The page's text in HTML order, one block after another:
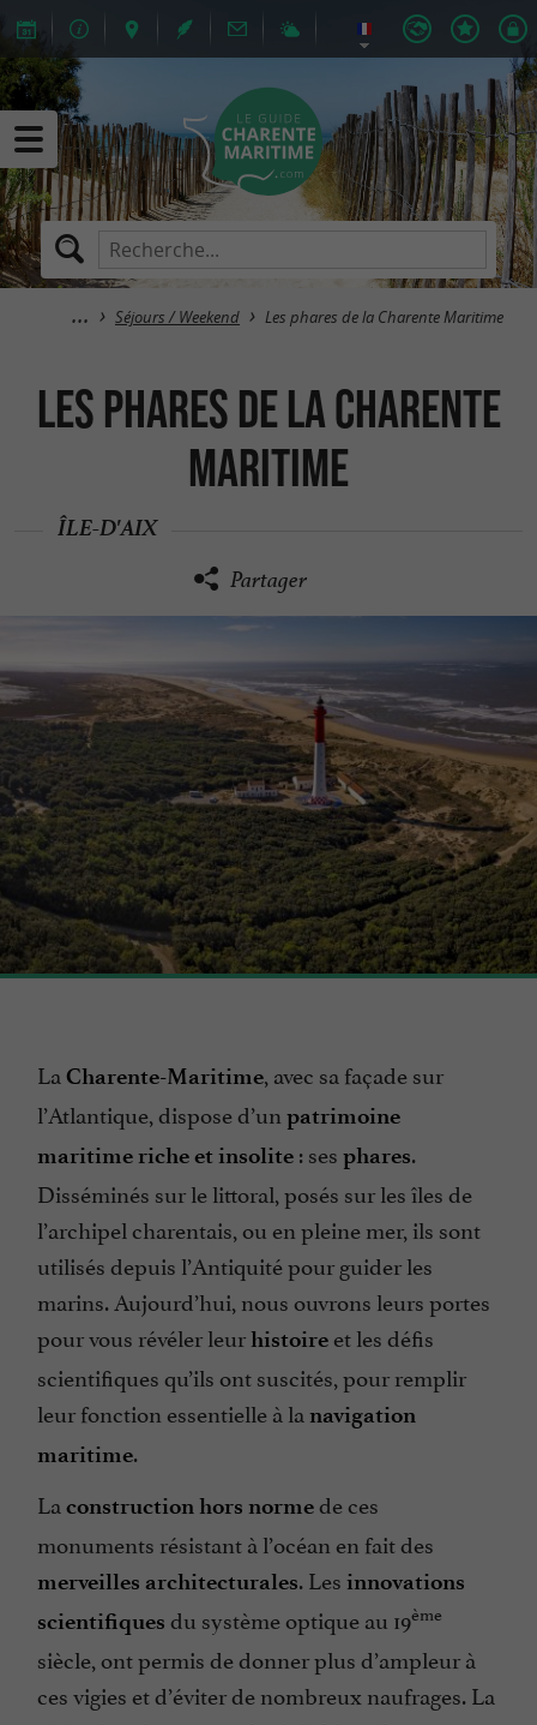
Séjours / Weekend Les phares de la Charente Maritime
Les phares de la Charente
Maritime
ÎLE-D'AIX
Partager
La Charente-Maritime, avec sa façade sur
l’Atlantique, dispose d’un patrimoine
maritime riche et insolite : ses phares.
Disséminés sur le littoral, posés sur les îles de
l’archipel charentais, ou en pleine mer, ils sont
utilisés depuis l’Antiquité pour guider les
marins. Aujourd’hui, nous ouvrons leurs portes
pour vous révéler leurhistoire et les défis
scientifiques qu’ils ont suscités, pour remplir
leur fonction essentielle à la navigation
maritime.
La construction hors normede ces
monuments résistant à l’océan en fait des
merveilles architecturales. Les innovations
scientifiques du système optique au 19ème
siècle, ont permis de donner plus d’ampleur à
ces vigies et d’éviter de nombreux naufrages. La